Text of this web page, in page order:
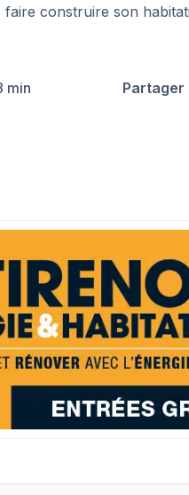
faire construire son
min Partager